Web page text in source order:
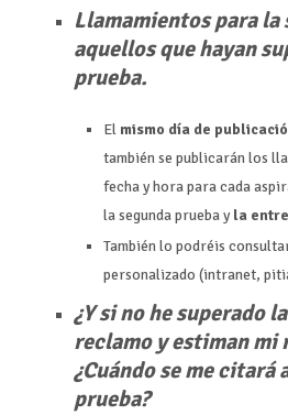
Llamamientos para la
aquellos que hayan
prueba.
El mismo día de
también se publicarán los
fecha y hora para cada
la segunda prueba y la
También lo podréis
personalizado (intranet,
¿Y si no he superado
reclamo y estiman mi
¿Cuándo se me citará
prueba?